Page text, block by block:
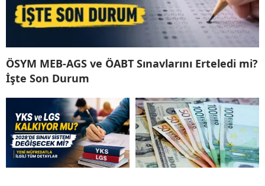
ÖSYM MEB-AGS ve ÖABT Sınavlarını Erteledi mi?
İşte Son Durum